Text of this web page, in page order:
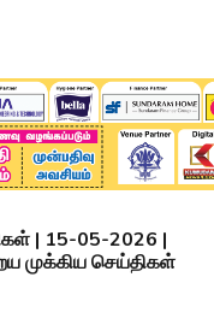
| 15-05-2026 |
முக்கிய செய்திகள்